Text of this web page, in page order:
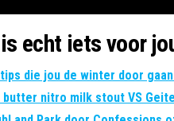
echt iets voor
die jou de winter door
butter nitro milk stout VS